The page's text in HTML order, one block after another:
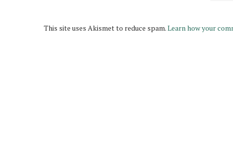
This site uses Akismet to reduce spam.Learn how your